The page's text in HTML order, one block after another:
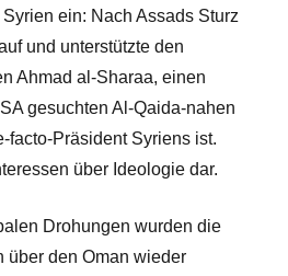
ein: Nach Assads Sturz
und unterstützte den
Ahmad al-Sharaa, einen
gesuchten Al-Qaida-nahen
facto-Präsident Syriens ist.
über Ideologie dar.
Drohungen wurden die
über den Oman wieder